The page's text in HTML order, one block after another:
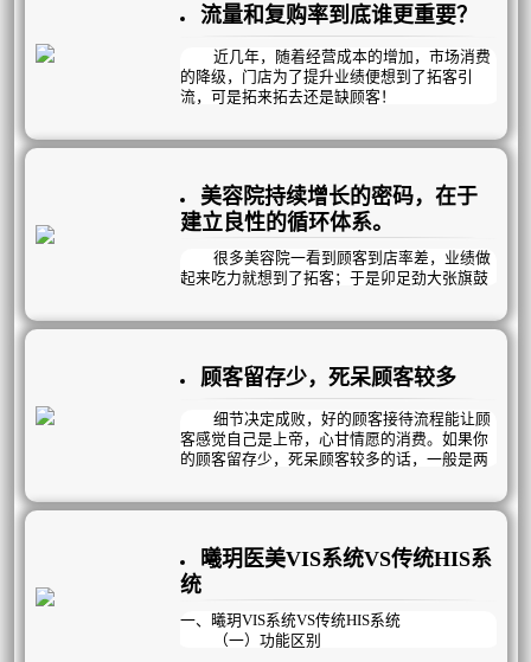
业绩；新客破冰，老客升单，死呆激活；提升
顾客到店率，保证疗效，降低销售压力！
来讲：流量和复购率到底谁更重要？
近几年，随着经营成本的增加，市场消费
的降级，门店为了提升业绩便想到了拓客引
流，可是拓来拓去还是缺顾客！
到底流量和复购率谁更重要？
美容院持续增长的密码，在于
建立良性的循环体系。
很多美容院一看到顾客到店率差，业绩做
起来吃力就想到了拓客；于是卯足劲大张旗鼓
但三个月后发现留下的顾客寥寥无几。
兵。为什么会这样？
因为，拓客只能暂时补足顾客到店，不能
为你带来当下业绩冲刺；而拓客不是目的，留
客才是目的，因此拓客-留客-复购，不是孤立
全部流程全部跑通了，才能实现稳定的盈利增
顾客留存少，死呆顾客较多
细节决定成败，好的顾客接待流程能让顾
客感觉自己是上帝，心甘情愿的消费。如果你
的顾客留存少，死呆顾客较多的话，一般是两
浓？没有及时解决顾客问题？……
2、客户管理机制有问题？
顾客管理不当？销售规划不到位？跟踪回
访不及时？危机顾客，死呆顾客处理不
曦玥医美VIS系统VS传统HIS系
统
一、曦玥VIS系统VS传统HIS系统
（一）功能区别